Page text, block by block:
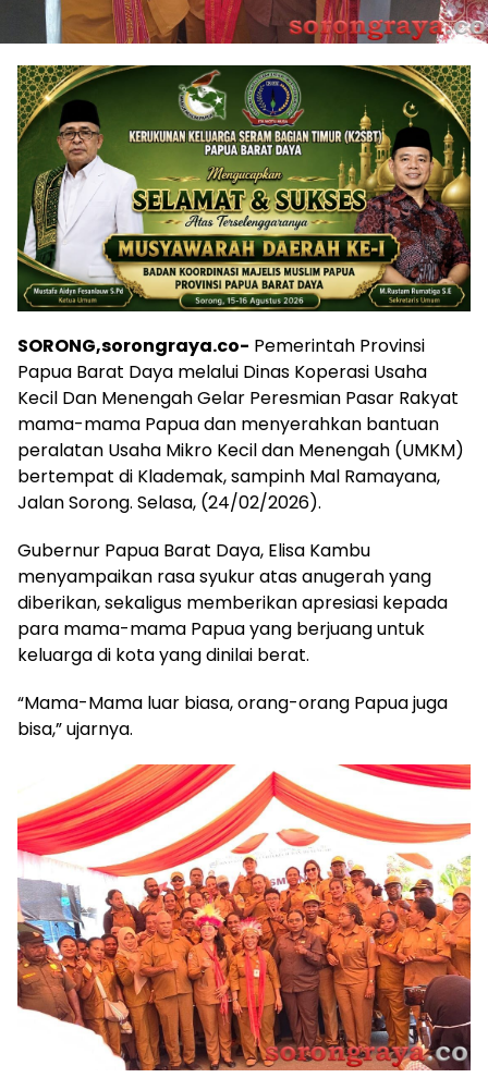
SORONG,sorongraya.co- Pemerintah Provinsi
Papua Barat Daya melalui Dinas Koperasi Usaha
Kecil Dan Menengah Gelar Peresmian Pasar Rakyat
mama-mama Papua dan menyerahkan bantuan
peralatan Usaha Mikro Kecil dan Menengah (UMKM)
bertempat di Klademak, sampinh Mal Ramayana,
Jalan Sorong. Selasa, (24/02/2026).
Gubernur Papua Barat Daya, Elisa Kambu
menyampaikan rasa syukur atas anugerah yang
diberikan, sekaligus memberikan apresiasi kepada
para mama-mama Papua yang berjuang untuk
keluarga di kota yang dinilai berat.
“Mama-Mama luar biasa, orang-orang Papua juga
bisa,” ujarnya.